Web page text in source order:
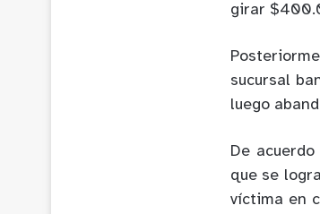
girar
sucursal
luego
De
que se
víctima en